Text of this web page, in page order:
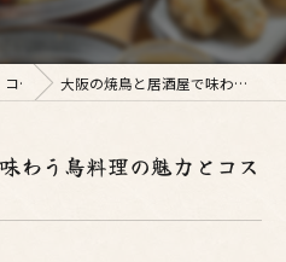
コラム 大阪の焼鳥と居酒屋で味わう鳥料理の魅力とコスパ重視の楽しみ方
わう鳥料理の魅力とコス